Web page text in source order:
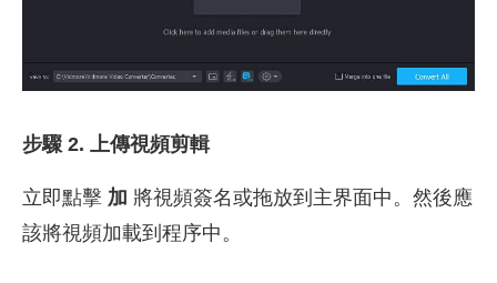
步驟 2. 上傳視頻剪輯
立即點擊 加 將視頻簽名或拖放到主界面中。然後應
該將視頻加載到程序中。